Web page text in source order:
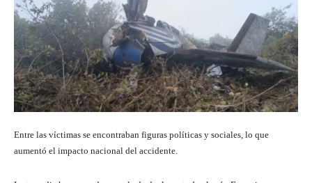
Entre las víctimas se encontraban figuras políticas y sociales, lo que
aumentó el impacto nacional del accidente.